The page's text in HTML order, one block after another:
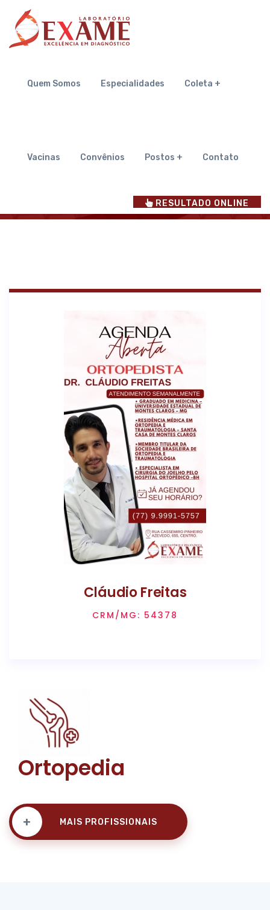
Quem Somos Especialidades Coleta +
Vacinas Convênios Postos + Contato
RESULTADO ONLINE
Quem Somos
Cláudio Freitas
CRM/MG: 54378
Ortopedia
+ MAIS PROFISSIONAIS